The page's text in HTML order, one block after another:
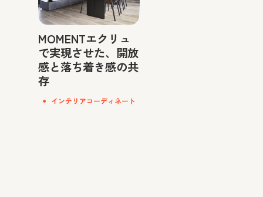
MOMENTエクリュ
で実現させた、開放
感と落ち着き感の共
存
インテリアコーディネート